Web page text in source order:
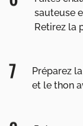
sauteuse
Retirez la
Préparez
et le thon